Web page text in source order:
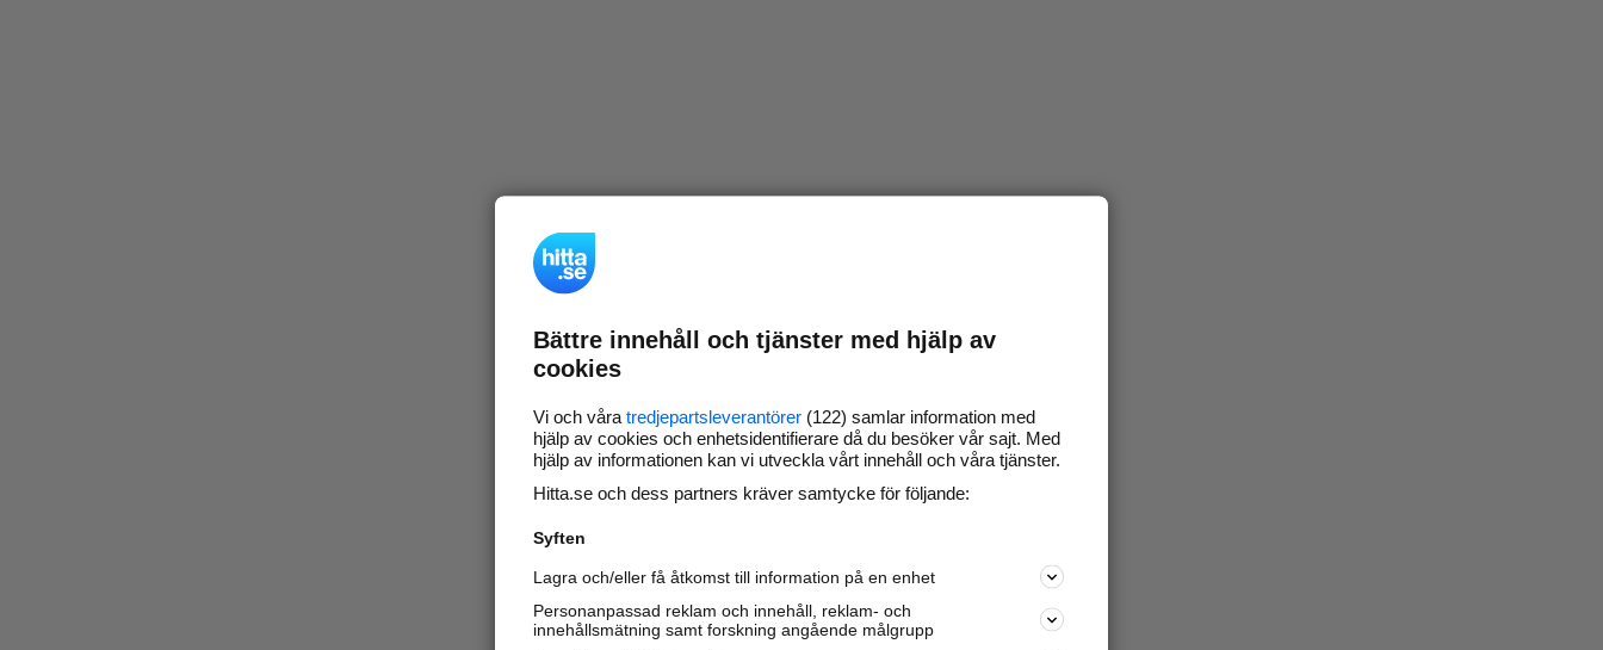
Bättre innehåll och tjänster med hjälp av
cookies
Vi och våra tredjepartsleverantörer (122) samlar information med
hjälp av cookies och enhetsidentifierare då du besöker vår sajt. Med
hjälp av informationen kan vi utveckla vårt innehåll och våra tjänster.
Hitta.se och dess partners kräver samtycke för följande:
Syften
Lagra och/eller få åtkomst till information på en enhet
Personanpassad reklam och innehåll, reklam- och
innehållsmätning samt forskning angående målgrupp